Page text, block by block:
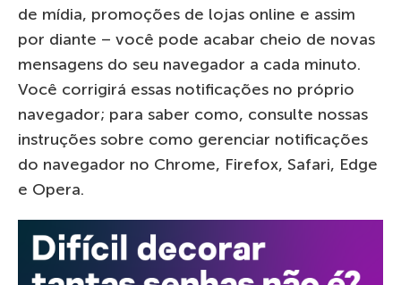
de mídia, promoções de lojas online e assim
por diante – você pode acabar cheio de novas
mensagens do seu navegador a cada minuto.
Você corrigirá essas notificações no próprio
navegador; para saber como, consulte nossas
instruções sobre como gerenciar notificações
do navegador no Chrome, Firefox, Safari, Edge
e Opera.